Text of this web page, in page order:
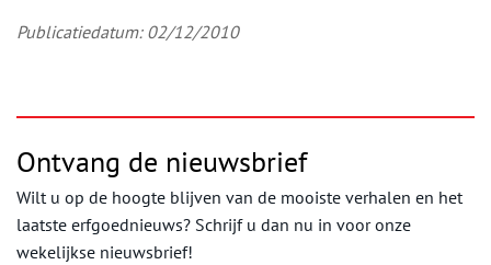
Publicatiedatum: 02/12/2010
Ontvang de nieuwsbrief
Wilt u op de hoogte blijven van de mooiste verhalen en het
laatste erfgoednieuws? Schrijf u dan nu in voor onze
wekelijkse nieuwsbrief!